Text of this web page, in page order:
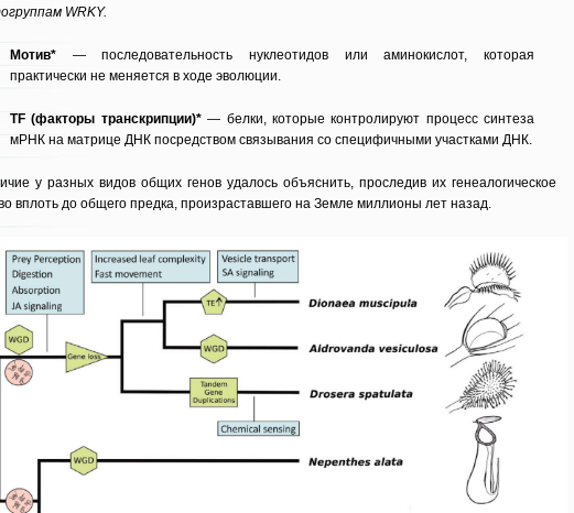
WRKY.
Мотив* — последовательность нуклеотидов или аминокислот, которая
практически не меняется в ходе эволюции.
TF (факторы транскрипции)*— белки, которые контролируют процесс синтеза
мРНК на матрице ДНК посредством связывания со специфичными участками ДНК.
у разных видов общих генов удалось объяснить, проследив их генеалогическое
вплоть до общего предка, произраставшего на Земле миллионы лет назад.